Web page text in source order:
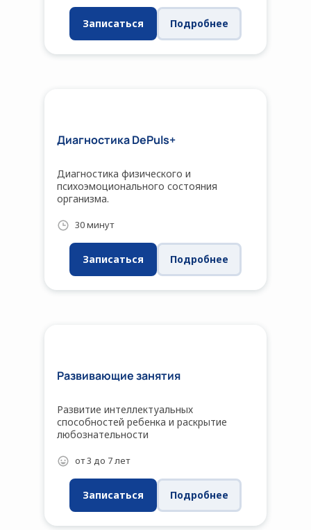
тейпы фиксируют поврежденные мышцы
и нормализуют их тонус, улучшают
координацию движений.
Записаться Подробнее
Диагностика DePuls+
Диагностика физического и
психоэмоционального состояния
организма.
30 минут
Записаться Подробнее
Развивающие занятия
Развитие интеллектуальных
способностей ребенка и раскрытие
любознательности
от 3 до 7 лет
Записаться Подробнее